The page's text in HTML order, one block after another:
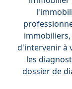
d'intervenir à
les
dossier de